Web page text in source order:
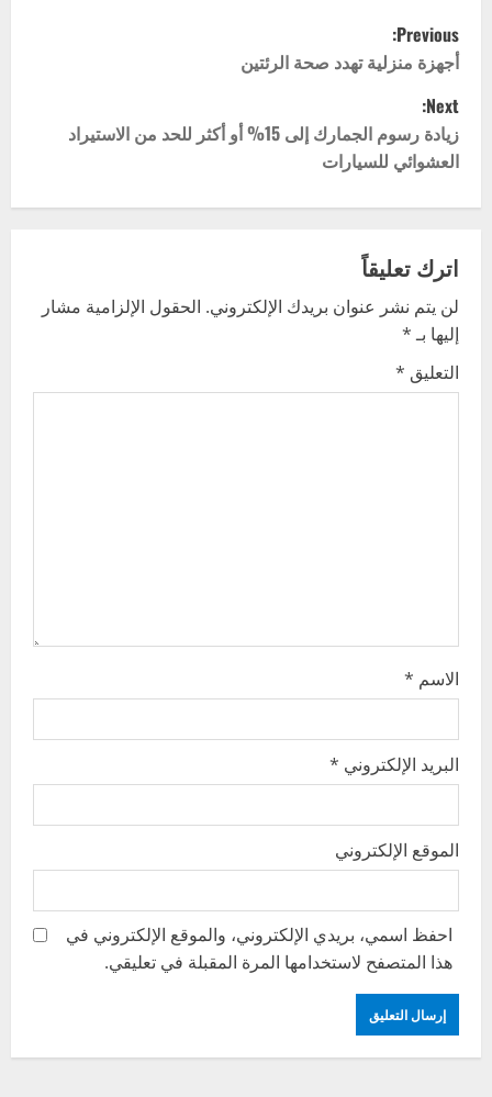
P
o
s
t
n
a
v
i
g
Previous:
أجهزة منزلية تهدد صحة الرئتين
Next:
زيادة رسوم الجمارك إلى 15% أو أكثر للحد من الاستيراد
العشوائي للسيارات
اترك تعليقاً
لن يتم نشر عنوان بريدك الإلكتروني. الحقول الإلزامية مشار
إليها بـ*
التعليق *
الاسم *
البريد الإلكتروني *
الموقع الإلكتروني
احفظ اسمي، بريدي الإلكتروني، والموقع الإلكتروني في
هذا المتصفح لاستخدامها المرة المقبلة في تعليقي.